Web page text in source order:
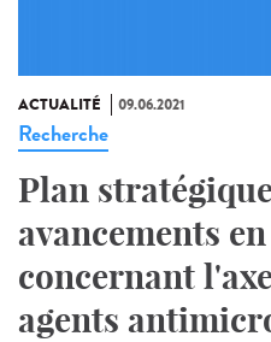
ACTUALITÉ 09.06.2021
Recherche
Plan
avancements
concernant
agents